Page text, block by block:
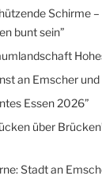
Schirme
bunt sein”
an Emscher und
Essen 2026”
über
Stadt an